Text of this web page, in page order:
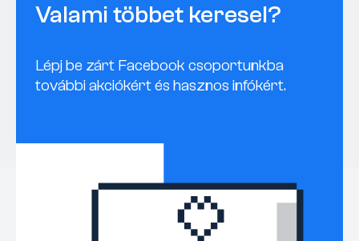
Valami többet keresel?
Lépj be zárt Facebook csoportunkba
további akciókért és hasznos infókért.